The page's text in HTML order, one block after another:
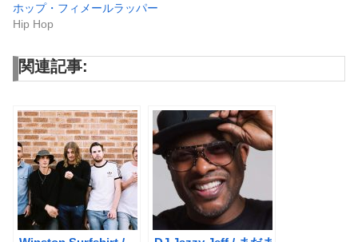
ホップ・フィメールラッパー
Hip Hop
関連記事: